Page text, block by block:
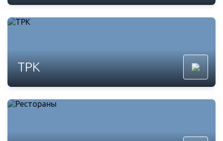
ТРК